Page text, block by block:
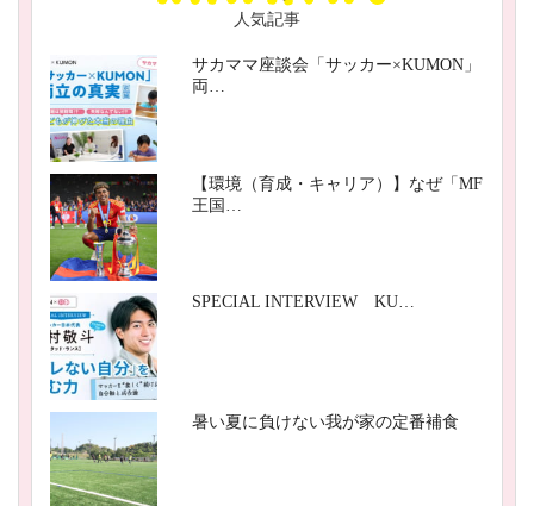
人気記事
サカママ座談会「サッカー×KUMON」
両…
【環境（育成・キャリア）】なぜ「MF
王国…
SPECIAL INTERVIEW KU…
暑い夏に負けない我が家の定番補食